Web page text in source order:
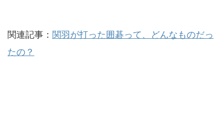
関連記事： 関羽が打った囲碁って、どんなものだっ
たの？